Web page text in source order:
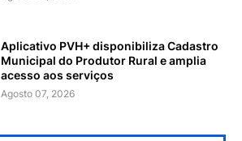
Aplicativo PVH+ disponibiliza Cadastro
Municipal do Produtor Rural e amplia
acesso aos serviços
Agosto 07, 2026